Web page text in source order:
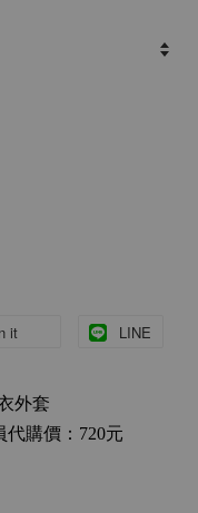
it LINE
外套
代購價：720元